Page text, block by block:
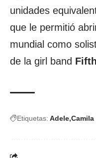
unidades
que le permitió
mundial como
de la girl band
Etiquetas: Adele Camila